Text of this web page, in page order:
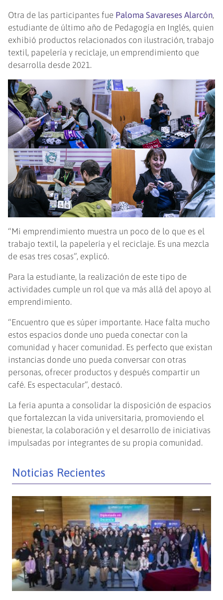
Otra de las participantes fue Paloma Savareses Alarcón,
estudiante de último año de Pedagogía en Inglés, quien
exhibió productos relacionados con ilustración, trabajo
textil, papelería y reciclaje, un emprendimiento que
desarrolla desde 2021.
“Mi emprendimiento muestra un poco de lo que es el
trabajo textil, la papelería y el reciclaje. Es una mezcla
de esas tres cosas”, explicó.
Para la estudiante, la realización de este tipo de
actividades cumple un rol que va más allá del apoyo al
emprendimiento.
“Encuentro que es súper importante. Hace falta mucho
estos espacios donde uno pueda conectar con la
comunidad y hacer comunidad. Es perfecto que existan
instancias donde uno pueda conversar con otras
personas, ofrecer productos y después compartir un
café. Es espectacular”, destacó.
La feria apunta a consolidar la disposición de espacios
que fortalezcan la vida universitaria, promoviendo el
bienestar, la colaboración y el desarrollo de iniciativas
impulsadas por integrantes de su propia comunidad.
Noticias Recientes